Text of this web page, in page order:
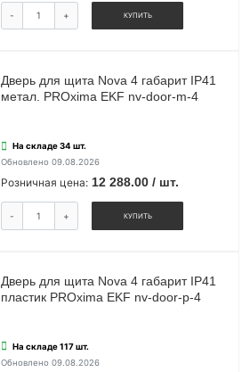
- + КУПИТЬ
Дверь для щита Nova 4 габарит IP41
метал. PROxima EKF nv-door-m-4
На складе 34 шт.
Обновлено 09.08.2026
Розничная цена: 12 288.00 / шт.
- + КУПИТЬ
Дверь для щита Nova 4 габарит IP41
пластик PROxima EKF nv-door-p-4
На складе 117 шт.
Обновлено 09.08.2026